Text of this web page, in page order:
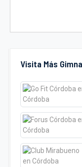
Visita Más